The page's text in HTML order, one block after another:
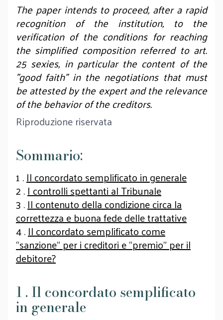
The paper intends to proceed, after a rapid
recognition of the institution, to the
verification of the conditions for reaching
the simplified composition referred to art.
25 sexies, in particular the content of the
"good faith" in the negotiations that must
be attested by the expert and the relevance
of the behavior of the creditors.
Riproduzione riservata
Sommario:
1 .Il concordato semplificato in generale
2 .I controlli spettanti al Tribunale
3 .Il contenuto della condizione circa la
correttezza e buona fede delle trattative
4 .Il concordato semplificato come
“sanzione” per i creditori e “premio” per il
debitore?
1 . Il concordato semplificato
in generale